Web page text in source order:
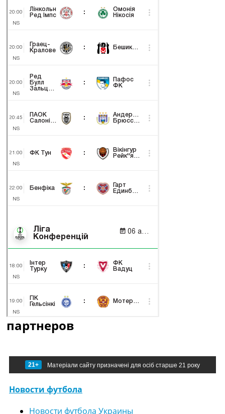
партнеров
21+ Матеріали сайту призначені для осіб старше 21 року
Новости футбола
Новости футбола Украины